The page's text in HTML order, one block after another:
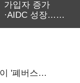
가입자 증가
·AIDC 성장…
'폐버스